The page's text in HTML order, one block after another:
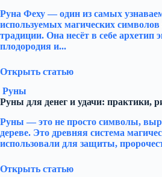
Руна Феху — один из самых
используемых магических символов
традиции. Она несёт в себе архетип
плодородия и...
Открыть статью
Руны
Руны для денег и удачи: практики,
Руны — это не просто символы,
дереве. Это древняя система
использовали для защиты,
Открыть статью